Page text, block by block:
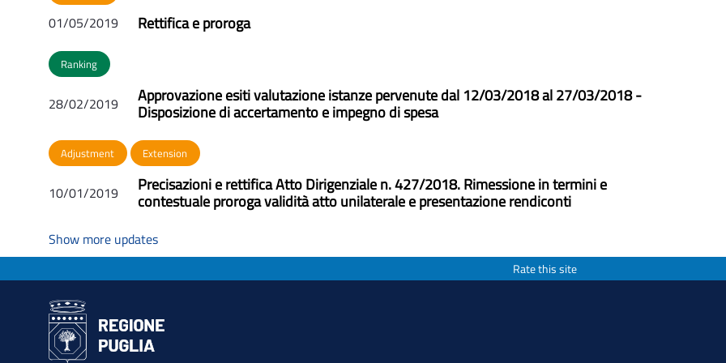
01/05/2019 Rettifica e proroga
Ranking
28/02/2019 Approvazione esiti valutazione istanze pervenute dal 12/03/2018 al 27/03/2018 -
Disposizione di accertamento e impegno di spesa
Adjustment Extension
10/01/2019 Precisazioni e rettifica Atto Dirigenziale n. 427/2018. Rimessione in termini e
contestuale proroga validità atto unilaterale e presentazione rendiconti
Show more updates
Rate this site